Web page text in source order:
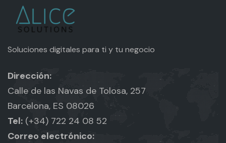
Soluciones digitales para ti y tu negocio
Dirección:
Calle de las Navas de Tolosa, 257
Barcelona, ES 08026
Tel: (+34) 722 24 08 52
Correo electrónico: